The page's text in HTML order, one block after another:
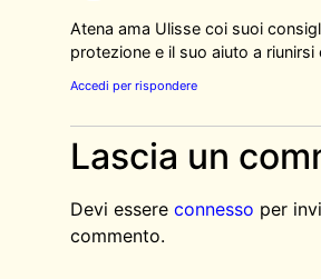
Atena ama Ulisse coi suoi
protezione e il suo aiuto a riunirsi
Accedi per rispondere
Lascia un
Devi essere connesso per
commento.